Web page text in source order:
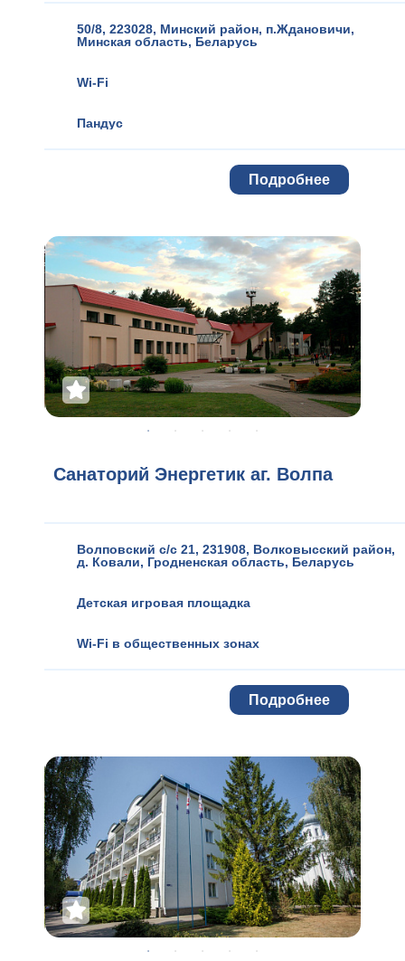
50/8, 223028, Минский район, п.Ждановичи,
Минская область, Беларусь
Wi-Fi
Пандус
Подробнее
Санаторий Энергетик аг. Волпа
Волповский с/с 21, 231908, Волковысский район,
д. Ковали, Гродненская область, Беларусь
Детская игровая площадка
Wi-Fi в общественных зонах
Подробнее